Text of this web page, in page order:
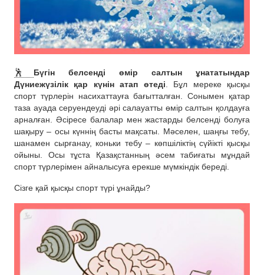
🕺 Бүгін белсенді өмір салтын ұнататындар
Дүниежүзілік қар күнін атап өтеді. Бұл мереке қысқы
спорт түрлерін насихаттауға бағытталған. Сонымен қатар
таза ауада серуендеуді әрі салауатты өмір салтын қолдауға
арналған. Әсіресе балалар мен жастарды белсенді болуға
шақыру – осы күннің басты мақсаты. Мәселен, шаңғы тебу,
шанамен сырғанау, коньки тебу – көпшіліктің сүйікті қысқы
ойыны. Осы тұста Қазақстанның әсем табиғаты мұндай
спорт түрлерімен айналысуға ерекше мүмкіндік береді.
Сізге қай қысқы спорт түрі ұнайды?